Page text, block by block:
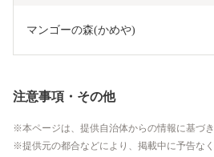
マンゴーの森(かめや)
注意事項・その他
本ページは、提供自治体からの情報に基づ
提供元の都合などにより、掲載中に予告な